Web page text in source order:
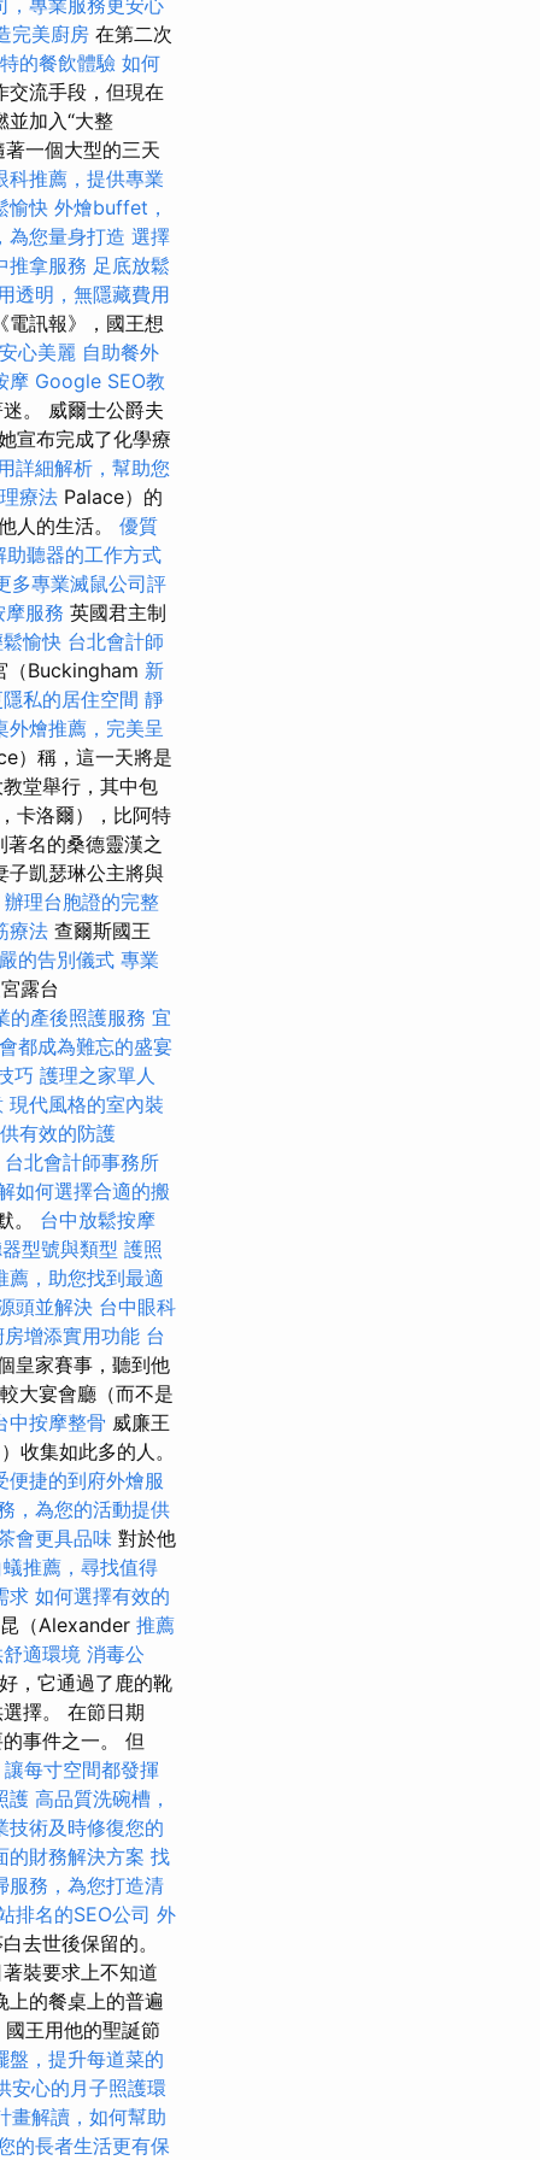
完美廚房 在第二次
的餐飲體驗 如何
交流手段，但現在
加入“大整
一個大型的三天
科推薦，提供專業
愉快 外燴buffet，
為您量身打造 選擇
推拿服務 足底放鬆
透明，無隱藏費用
訊報》，國王想
心美麗 自助餐外
摩 Google SEO教
。 威爾士公爵夫
宣布完成了化學療
詳細解析，幫助您
療法 Palace）的
人的生活。 優質
聽器的工作方式
多專業滅鼠公司評
摩服務 英國君主制
愉快 台北會計師
（Buckingham 新
私的居住空間 靜
外燴推薦，完美呈
）稱，這一天將是
堂舉行，其中包
卡洛爾），比阿特
名的桑德靈漢之
子凱瑟琳公主將與
辦理台胞證的完整
療法 查爾斯國王
的告別儀式 專業
露台
的產後照護服務 宜
都成為難忘的盛宴
巧 護理之家單人
現代風格的室內裝
有效的防護
台北會計師事務所
如何選擇合適的搬
。 台中放鬆按摩
型號與類型 護照
薦，助您找到最適
頭並解決 台中眼科
增添實用功能 台
皇家賽事，聽到他
大宴會廳（而不是
中按摩整骨 威廉王
收集如此多的人。
便捷的到府外燴服
，為您的活動提供
會更具品味 對於他
推薦，尋找值得
求 如何選擇有效的
（Alexander 推薦
適環境 消毒公
，它通過了鹿的靴
擇。 在節日期
事件之一。 但
每寸空間都發揮
護 高品質洗碗槽，
技術及時修復您的
的財務解決方案 找
服務，為您打造清
排名的SEO公司 外
去世後保留的。
裝要求上不知道
的餐桌上的普遍
王用他的聖誕節
盤，提升每道菜的
安心的月子照護環
畫解讀，如何幫助
的長者生活更有保